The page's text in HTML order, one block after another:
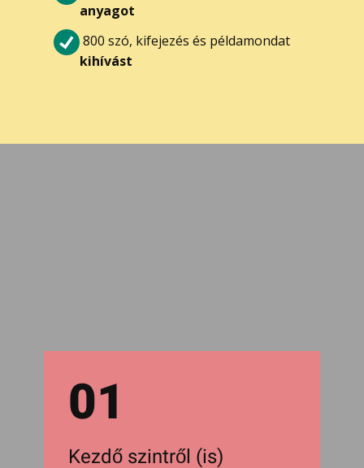
anyagot
800 szó, kifejezés és példamondat
kihívást
01
Kezdő szintről (is)